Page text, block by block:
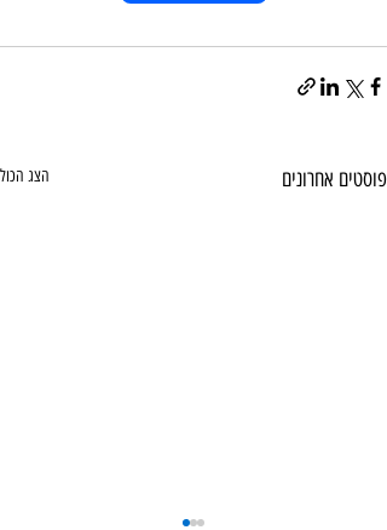
פוסטים אחרונים הצג הכול